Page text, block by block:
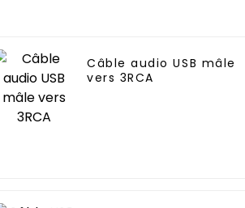
Câble audio USB mâle
vers 3RCA